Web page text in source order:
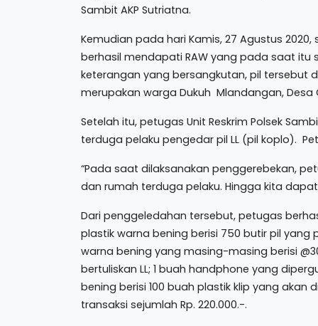
Sambit AKP Sutriatna.
Kemudian pada hari Kamis, 27 Agustus 2020,
berhasil mendapati RAW yang pada saat itu
keterangan yang bersangkutan, pil tersebut
merupakan warga Dukuh Mlandangan,
Setelah itu, petugas Unit Reskrim Polsek
terduga pelaku pengedar pil LL (pil koplo).
“Pada saat dilaksanakan penggerebekan,
dan rumah terduga pelaku. Hingga kita
Dari penggeledahan tersebut, petugas
plastik warna bening berisi 750 butir pil yang
warna bening yang masing-masing berisi
bertuliskan LL; 1 buah handphone yang
bening berisi 100 buah plastik klip yang akan
transaksi sejumlah Rp. 220.000.-.